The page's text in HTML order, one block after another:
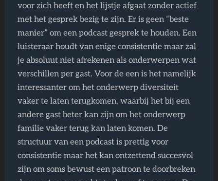
voor zich heeft en het lijstje afgaat zonder actief
met het gesprek bezig te zijn. Er is geen “beste
manier” om een podcast gesprek te houden. Een
luisteraar houdt van enige consistentie maar zal
je absoluut niet afrekenen als onderwerpen wat
verschillen per gast. Voor de een is het namelijk
interessanter om het onderwerp diversiteit
vaker te laten terugkomen, waarbij het bij een
andere gast beter kan zijn om het onderwerp
familie vaker terug kan laten komen. De
structuur van een podcast is prettig voor
consistentie maar het kan ontzettend succesvol
zijn om soms bewust een patroon te doorbreken